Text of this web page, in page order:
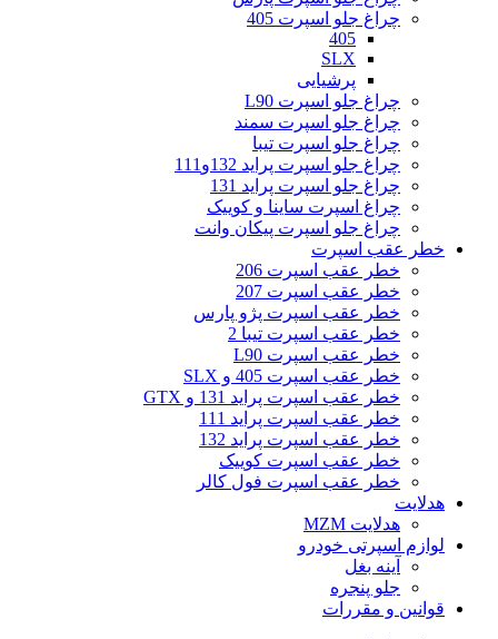
چراغ جلو اسپرت 405
405
SLX
پرشیایی
چراغ جلو اسپرت L90
چراغ جلو اسپرت سمند
چراغ جلو اسپرت تیبا
چراغ جلو اسپرت پراید 132و111
چراغ جلو اسپرت پراید 131
چراغ اسپرت ساینا و کوییک
چراغ جلو اسپرت پیکان وانت
خطر عقب اسپرت
خطر عقب اسپرت 206
خطر عقب اسپرت 207
خطر عقب اسپرت پژو پارس
خطر عقب اسپرت تیبا 2
خطر عقب اسپرت L90
خطر عقب اسپرت 405 و SLX
خطر عقب اسپرت پراید 131 و GTX
خطر عقب اسپرت پراید 111
خطر عقب اسپرت پراید 132
خطر عقب اسپرت کوییک
خطر عقب اسپرت فول کالر
هدلایت
هدلایت MZM
لوازم اسپرتی خودرو
آینه بغل
جلو پنجره
قوانین و مقررات